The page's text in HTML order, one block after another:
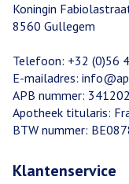
Koningin
8560 Gullegem
Telefoon: +32 (0)56
E-mailadres: info@
APB nummer: 341202
Apotheek titularis:
BTW nummer:
Klantenservice